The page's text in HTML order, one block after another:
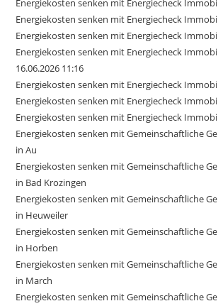
Energiekosten senken mit Energiecheck
Energiekosten senken mit Energiecheck
Energiekosten senken mit Energiecheck
Energiekosten senken mit Energiecheck
16.06.2026 11:16
Energiekosten senken mit Energiecheck
Energiekosten senken mit Energiecheck
Energiekosten senken mit Energiecheck
Energiekosten senken mit Gemeinschaftliche
in Au
Energiekosten senken mit Gemeinschaftliche
in Bad Krozingen
Energiekosten senken mit Gemeinschaftliche
in Heuweiler
Energiekosten senken mit Gemeinschaftliche
in Horben
Energiekosten senken mit Gemeinschaftliche
in March
Energiekosten senken mit Gemeinschaftliche